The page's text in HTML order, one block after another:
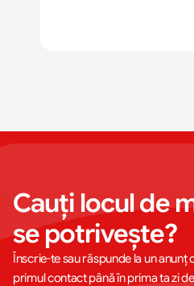
Cauți locul de
se potrivește?
Înscrie-te sau răspunde la un anunț
primul contact până în prima ta zi